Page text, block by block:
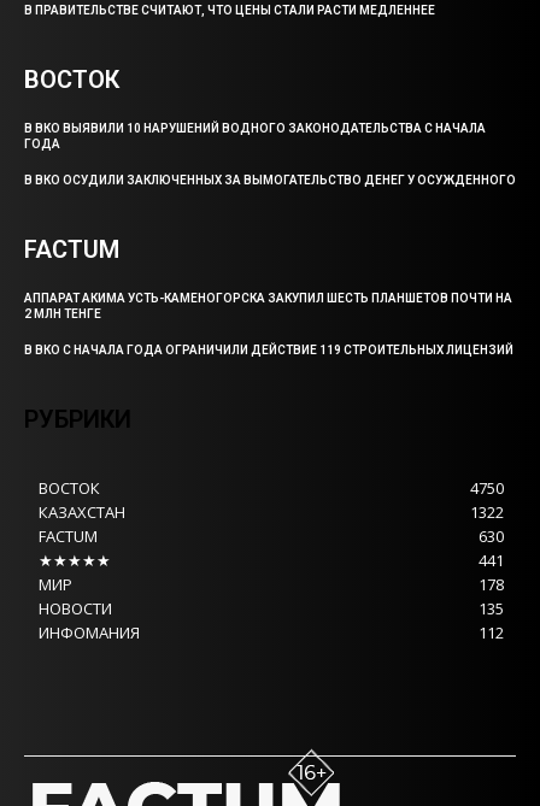
В ПРАВИТЕЛЬСТВЕ СЧИТАЮТ, ЧТО ЦЕНЫ СТАЛИ РАСТИ МЕДЛЕННЕЕ
ВОСТОК
В ВКО ВЫЯВИЛИ 10 НАРУШЕНИЙ ВОДНОГО ЗАКОНОДАТЕЛЬСТВА С НАЧАЛА
ГОДА
В ВКО ОСУДИЛИ ЗАКЛЮЧЕННЫХ ЗА ВЫМОГАТЕЛЬСТВО ДЕНЕГ У ОСУЖДЕННОГО
FACTUM
АППАРАТ АКИМА УСТЬ-КАМЕНОГОРСКА ЗАКУПИЛ ШЕСТЬ ПЛАНШЕТОВ ПОЧТИ НА
2 МЛН ТЕНГЕ
В ВКО С НАЧАЛА ГОДА ОГРАНИЧИЛИ ДЕЙСТВИЕ 119 СТРОИТЕЛЬНЫХ ЛИЦЕНЗИЙ
РУБРИКИ
ВОСТОК
4750
КАЗАХСТАН
1322
FACTUM
630
★★★★★
441
МИР
178
НОВОСТИ
135
ИНФОМАНИЯ
112